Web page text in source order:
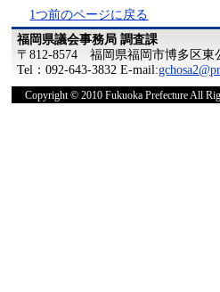
1つ前のページに戻る
福岡県議会事務局 調査課
〒812-8574 福岡県福岡市博多区東
Tel：092-643-3832 E-mail:
Copyright © 2010 Fukuoka Prefecture All